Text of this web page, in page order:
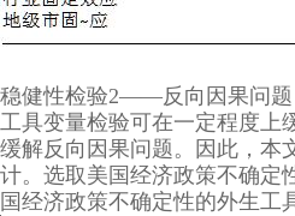
稳健性检验2——反向因果问题
工具变量检验可在一定程度上
缓解反向因果问题。因此，本
计。选取美国经济政策不确定
国经济政策不确定性的外生工